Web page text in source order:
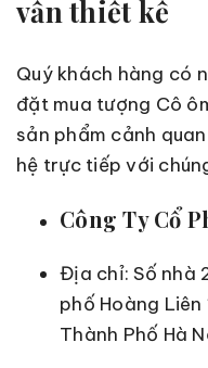
vấn thiết kế
Quý khách hàng có
đặt mua tượng Cô
sản phẩm cảnh
hệ trực tiếp với
Công Ty Cổ
Địa chỉ: Số nhà
phố Hoàng
Thành Phố Hà